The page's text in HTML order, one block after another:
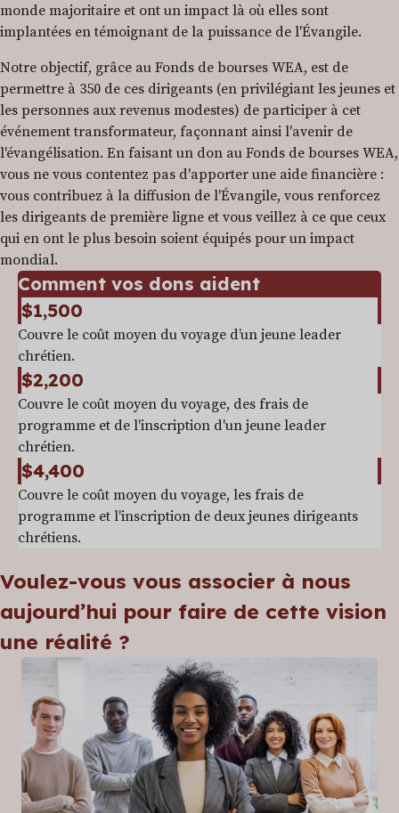
monde majoritaire et ont un impact là où elles sont
implantées en témoignant de la puissance de l'Évangile.
Notre objectif, grâce au Fonds de bourses WEA, est de
permettre à 350 de ces dirigeants (en privilégiant les jeunes et
les personnes aux revenus modestes) de participer à cet
événement transformateur, façonnant ainsi l'avenir de
l'évangélisation. En faisant un don au Fonds de bourses WEA,
vous ne vous contentez pas d'apporter une aide financière :
vous contribuez à la diffusion de l'Évangile, vous renforcez
les dirigeants de première ligne et vous veillez à ce que ceux
qui en ont le plus besoin soient équipés pour un impact
mondial.
Comment vos dons aident
$1,500
Couvre le coût moyen du voyage d’un jeune leader
chrétien.
$2,200
Couvre le coût moyen du voyage, des frais de
programme et de l'inscription d'un jeune leader
chrétien.
$4,400
Couvre le coût moyen du voyage, les frais de
programme et l'inscription de deux jeunes dirigeants
chrétiens.
Voulez-vous vous associer à nous
aujourd’hui pour faire de cette vision
une réalité ?